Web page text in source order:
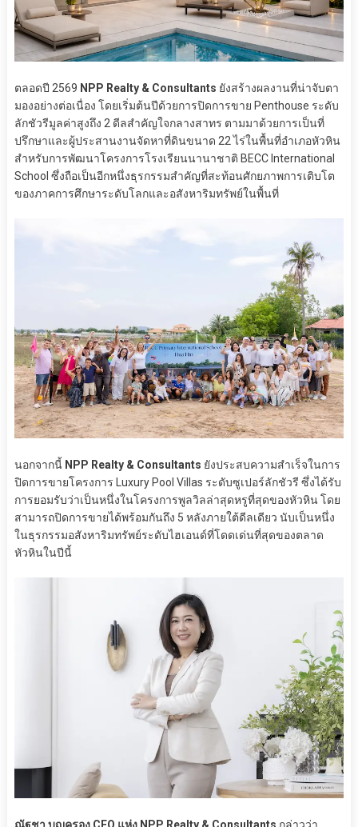
ตลอดปี 2569 NPP Realty & Consultants ยังสร้างผลงานที่น่าจับตา
มองอย่างต่อเนื่อง โดยเริ่มต้นปีด้วยการปิดการขาย Penthouse ระดับ
ลักชัวรีมูลค่าสูงถึง 2 ดีลสำคัญใจกลางสาทร ตามมาด้วยการเป็นที่
ปรึกษาและผู้ประสานงานจัดหาที่ดินขนาด 22 ไร่ในพื้นที่อำเภอหัวหิน
สำหรับการพัฒนาโครงการโรงเรียนนานาชาติ BECC International
School ซึ่งถือเป็นอีกหนึ่งธุรกรรมสำคัญที่สะท้อนศักยภาพการเติบโต
ของภาคการศึกษาระดับโลกและอสังหาริมทรัพย์ในพื้นที่
นอกจากนี้ NPP Realty & Consultants ยังประสบความสำเร็จในการ
ปิดการขายโครงการ Luxury Pool Villas ระดับซูเปอร์ลักชัวรี ซึ่งได้รับ
การยอมรับว่าเป็นหนึ่งในโครงการพูลวิลล่าสุดหรูที่สุดของหัวหิน โดย
สามารถปิดการขายได้พร้อมกันถึง 5 หลังภายใต้ดีลเดียว นับเป็นหนึ่ง
ในธุรกรรมอสังหาริมทรัพย์ระดับไฮเอนด์ที่โดดเด่นที่สุดของตลาด
หัวหินในปีนี้